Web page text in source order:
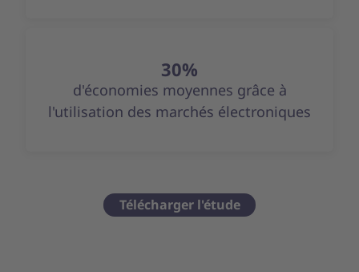
30%
d'économies moyennes grâce à
l'utilisation des marchés électroniques
Télécharger l'étude